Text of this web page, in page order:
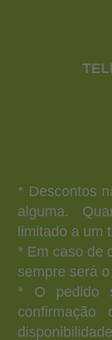
* Descontos
alguma.
limitado a um
* Em caso de
sempre será
* O pedido
confirmação